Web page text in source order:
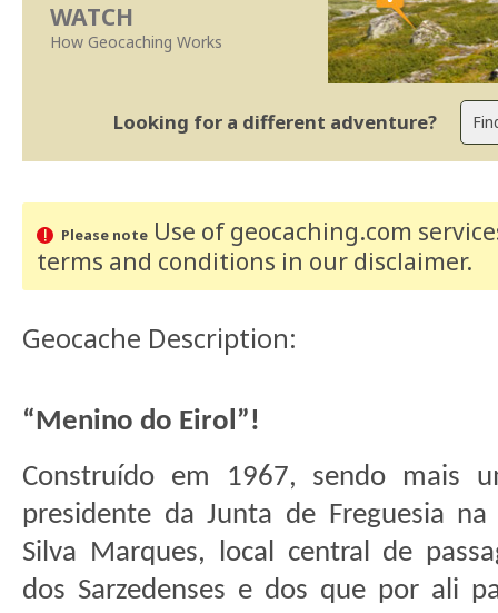
WATCH
How Geocaching Works
Looking for a different adventure?
Please noteUse of geocaching.com
terms and conditions in our disclaimer.
Geocache Description:
“Menino do Eirol”!
Construído em 1967, sendo mais
presidente da Junta de Freguesia
Silva Marques, local central de
dos Sarzedenses e dos que por ali